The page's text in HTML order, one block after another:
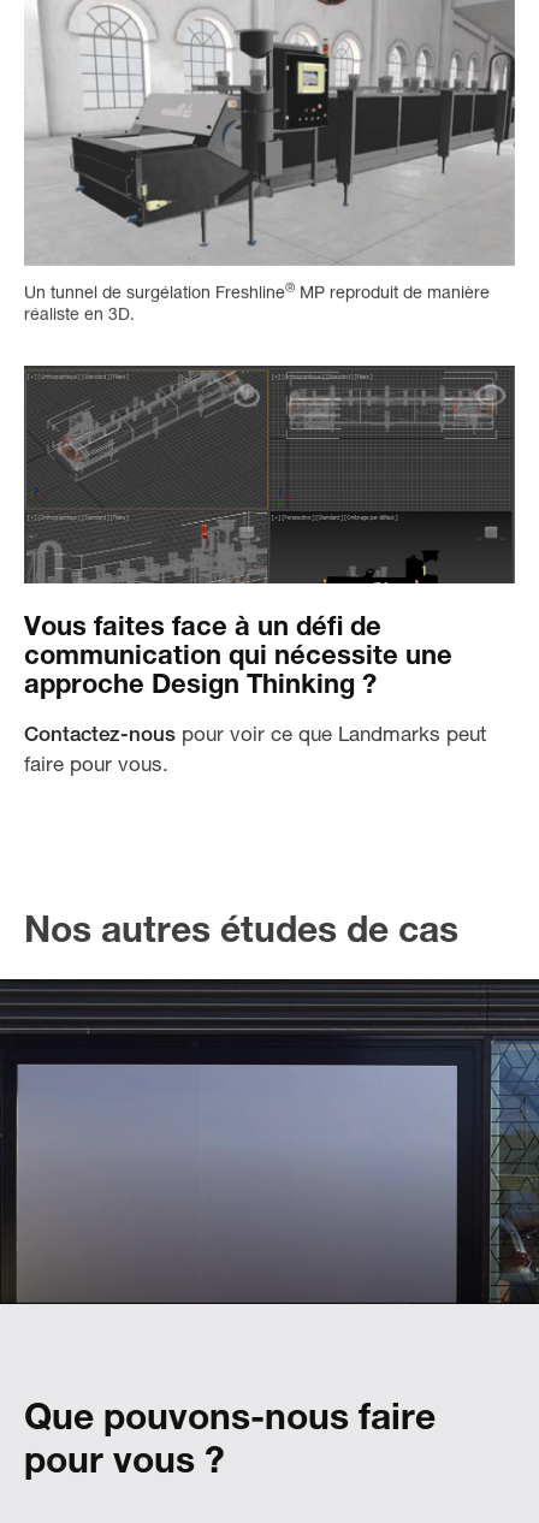
Un tunnel de surgélation Freshline® MP reproduit de manière
réaliste en 3D.
Vous faites face à un défi de
communication qui nécessite une
approche Design Thinking ?
Contactez-nous pour voir ce que Landmarks peut
faire pour vous.
Nos autres études de cas
Créer une identité pour une
Landmarks a accompagné Lexus pour définir et
Que pouvons-nous faire
pour vous ?